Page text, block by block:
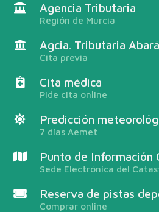
Agencia Tributaria
Región de Murcia
Agcia. Tributaria
Cita previa
Cita médica
Pide cita online
Predicción
7 días Aemet
Punto de Información
Sede Electrónica del
Reserva de pistas
Comprar online